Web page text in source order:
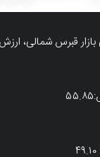
بازار قبرس شمالی،